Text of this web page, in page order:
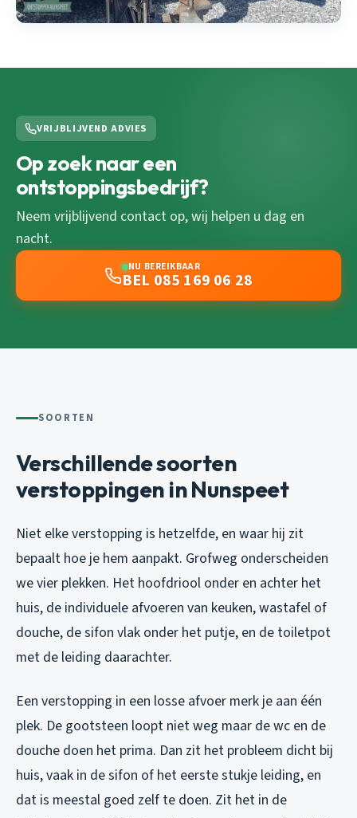
VRIJBLIJVEND ADVIES
Op zoek naar een
ontstoppingsbedrijf?
Neem vrijblijvend contact op, wij helpen u dag en
nacht.
NU BEREIKBAAR
BEL 085 169 06 28
SOORTEN
Verschillende soorten
verstoppingen in Nunspeet
Niet elke verstopping is hetzelfde, en waar hij zit
bepaalt hoe je hem aanpakt. Grofweg onderscheiden
we vier plekken. Het hoofdriool onder en achter het
huis, de individuele afvoeren van keuken, wastafel of
douche, de sifon vlak onder het putje, en de toiletpot
met de leiding daarachter.
Een verstopping in een losse afvoer merk je aan één
plek. De gootsteen loopt niet weg maar de wc en de
douche doen het prima. Dan zit het probleem dicht bij
huis, vaak in de sifon of het eerste stukje leiding, en
dat is meestal goed zelf te doen. Zit het in de